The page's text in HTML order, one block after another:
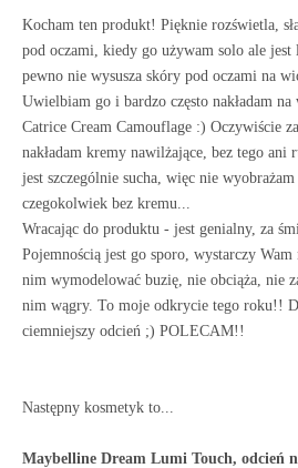
Kocham ten produkt! Pięknie rozświetla,
pod oczami, kiedy go używam solo ale jest
pewno nie wysusza skóry pod oczami na
Uwielbiam go i bardzo często nakładam
Catrice Cream Camouflage :) Oczywiście
nakładam kremy nawilżające, bez tego ani
jest szczególnie sucha, więc nie wyobrażam
czegokolwiek bez kremu...
Wracając do produktu - jest genialny, za
Pojemnością jest go sporo, wystarczy Wam
nim wymodelować buzię, nie obciąża, nie
nim wągry. To moje odkrycie tego roku!!
ciemniejszy odcień ;) POLECAM!!
Następny kosmetyk to...
Maybelline Dream Lumi Touch, odcień